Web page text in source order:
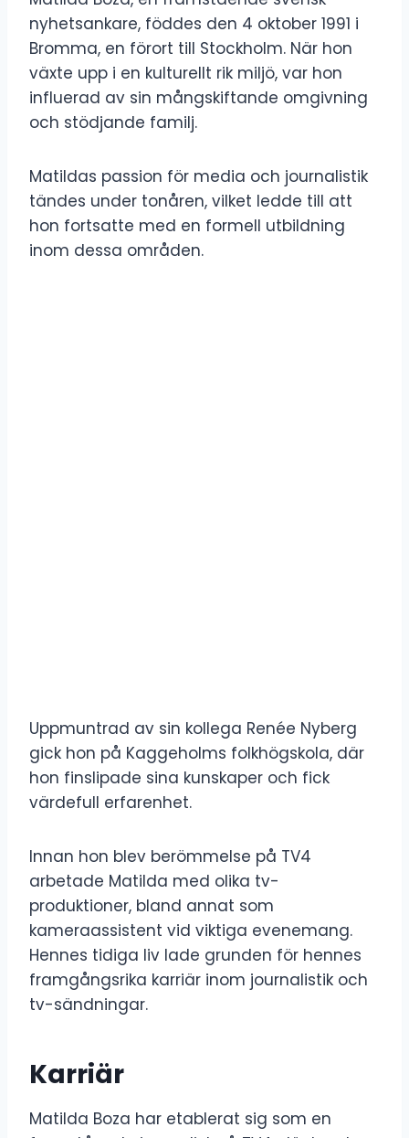
nyhetsankare, föddes den 4 oktober 1991 i
Bromma, en förort till Stockholm. När hon
växte upp i en kulturellt rik miljö, var hon
influerad av sin mångskiftande omgivning
och stödjande familj.
Matildas passion för media och journalistik
tändes under tonåren, vilket ledde till att
hon fortsatte med en formell utbildning
inom dessa områden.
Uppmuntrad av sin kollega Renée Nyberg
gick hon på Kaggeholms folkhögskola, där
hon finslipade sina kunskaper och fick
värdefull erfarenhet.
Innan hon blev berömmelse på TV4
arbetade Matilda med olika tv-
produktioner, bland annat som
kameraassistent vid viktiga evenemang.
Hennes tidiga liv lade grunden för hennes
framgångsrika karriär inom journalistik och
tv-sändningar.
Karriär
Matilda Boza har etablerat sig som en